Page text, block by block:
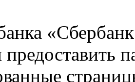
предоставить